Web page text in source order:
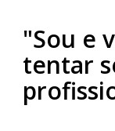
"Sou e
tentar